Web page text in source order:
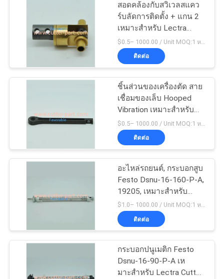
เสนอ
เว็บไซต์
PRIVACY
GT5250
191
ส่วนของเครื่องตัด
148
เวกเตอร์ 7000
สอดคล้องกับสวิเวลสแคว
ร์บลัดการติดตั้ง + แกน 2
เหมาะสําหรับ Lectra
Vector 7000
ติดต่อ
ชิ้นส่วนของเครื่องตัด สาย
เชื่อมของเล็บ Hooped
Vibration เหมาะสําหรับ
Lectra Vector 7000
ติดต่อ
อะไหล่รถยนต์, กระบอกสูบ
Festo Dsnu-16-160-P-A,
19205, เหมาะสำหรับ
เครื่อง Lectra Vector
7000 โดยเฉพาะ
$1.0– 1000.00 / Unit MOQ:1 หน่วย/หน่วย negociate
ติดต่อ
กระบอกปนูเมติก Festo
Dsnu-16-90-P-A เห
มาะสําหรับ Lectra Cutter